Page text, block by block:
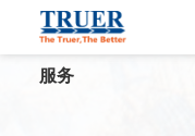
首页 / 服务
服务